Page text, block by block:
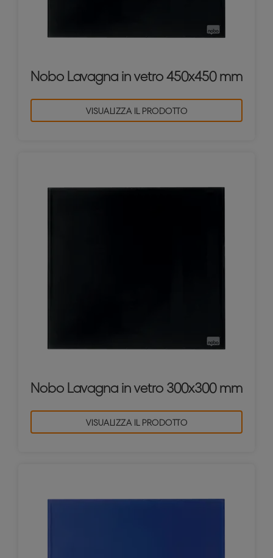
Nobo Lavagna in vetro 450x450 mm
VISUALIZZA IL PRODOTTO
Nobo Lavagna in vetro 300x300 mm
VISUALIZZA IL PRODOTTO